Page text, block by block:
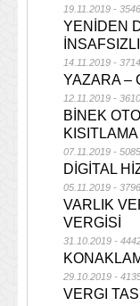
19.11.2019 -
YENİDEN
14.11.2019 -
YAZARA –
12.11.2019 -
BİNEK
KISITLAMA
07.11.2019 -
DİGİTAL
05.11.2019 -
VARLIK
VERGİSİ
31.10.2019 -
29.10.2019 -
VERGI